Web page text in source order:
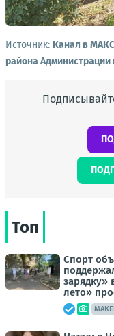
Источник: Канал в
района
Топ
Спорт
зарядку»
лето»